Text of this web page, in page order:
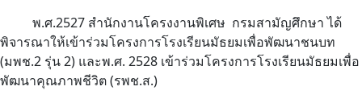
พ.ศ.2527 สำนักงานโครงงานพิเศษ กรมสามัญศึกษา ได้
พิจารณาให้เข้าร่วมโครงการโรงเรียนมัธยมเพื่อพัฒนาชนบท
(มพช.2 รุ่น 2) และพ.ศ. 2528 เข้าร่วมโครงการโรงเรียนมัธยมเพื่อ
พัฒนาคุณภาพชีวิต (รพช.ส.)